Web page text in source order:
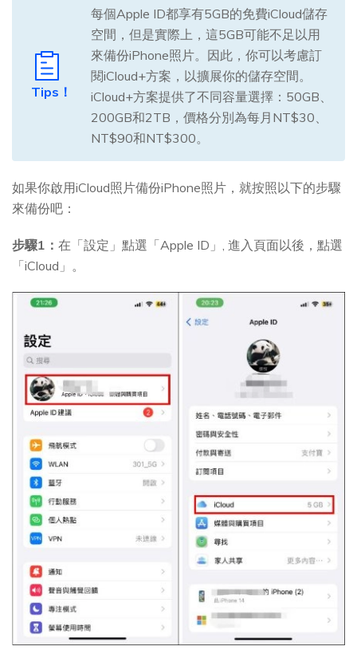
Tips！
每個Apple ID都享有5GB的免費iCloud儲存
空間，但是實際上，這5GB可能不足以用
來備份iPhone照片。因此，你可以考慮訂
閱iCloud+方案，以擴展你的儲存空間。
iCloud+方案提供了不同容量選擇：50GB、
200GB和2TB，價格分別為每月NT$30、
NT$90和NT$300。
如果你啟用iCloud照片備份iPhone照片，就按照以下的步驟
來備份吧：
步驟1： 在「設定」點選「Apple ID」, 進入頁面以後，點選
「iCloud」。